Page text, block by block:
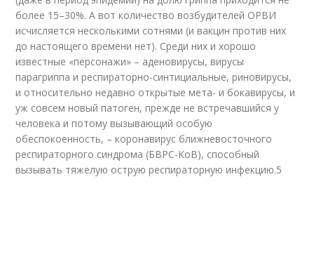
более 15–30%. А вот количество возбудителей ОРВИ
исчисляется несколькими сотнями (и вакцин против них
до настоящего времени нет). Среди них и хорошо
известные «персонажи» – аденовирусы, вирусы
парагриппа и респираторно-синтициальные, риновирусы,
и относительно недавно открытые мета- и бокавирусы, и
уж совсем новый патоген, прежде не встречавшийся у
человека и потому вызывающий особую
обеспокоенность, – коронавирус ближневосточного
респираторного синдрома (БВРС-КоВ), способный
вызывать тяжелую острую респираторную инфекцию.5